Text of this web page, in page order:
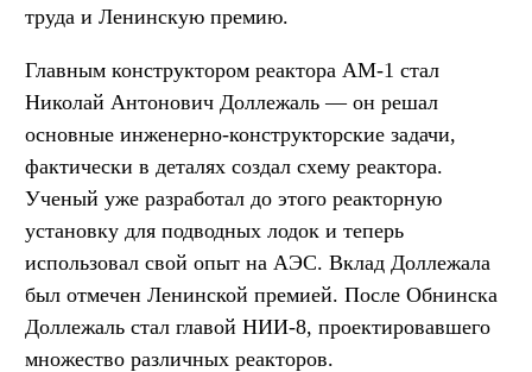
труда и Ленинскую премию.
Главным конструктором реактора АМ-1 стал
Николай Антонович Доллежаль — он решал
основные инженерно-конструкторские задачи,
фактически в деталях создал схему реактора.
Ученый уже разработал до этого реакторную
установку для подводных лодок и теперь
использовал свой опыт на АЭС. Вклад Доллежала
был отмечен Ленинской премией. После Обнинска
Доллежаль стал главой НИИ-8, проектировавшего
множество различных реакторов.